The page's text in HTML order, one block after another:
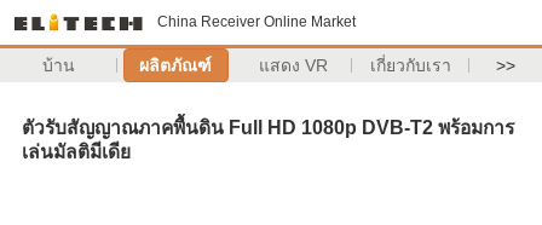
China Receiver Online Market
บ้าน ผลิตภัณฑ์ แสดง VR เกี่ยวกับเรา >>
ตัวรับสัญญาณภาคพื้นดิน Full HD 1080p DVB-T2 พร้อมการ
เล่นมัลติมีเดีย